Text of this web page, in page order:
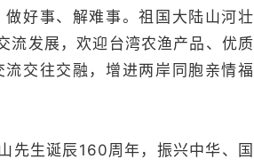
好事、解难事。祖国大陆山河壮
流发展，欢迎台湾农渔产品、优质
交往交融，增进两岸同胞亲情福
生诞辰160周年，振兴中华、国